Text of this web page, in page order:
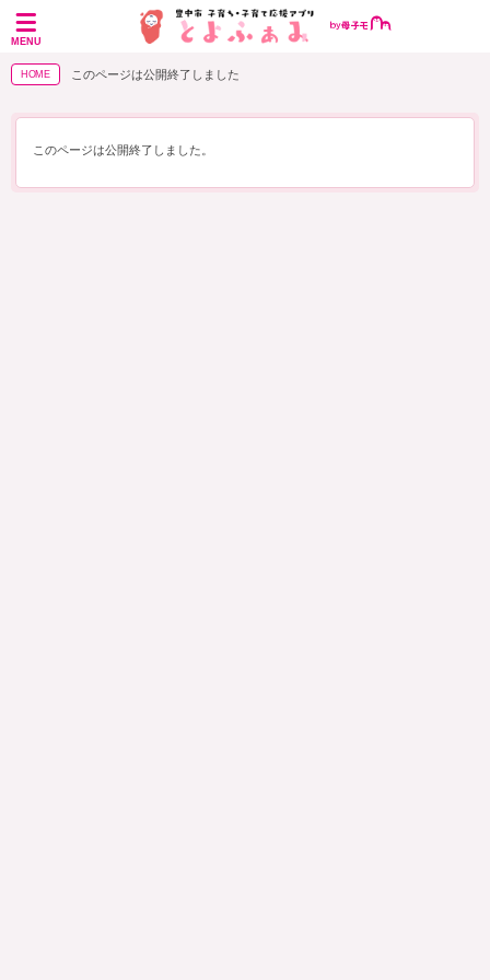
MENU
HOME このページは公開終了しました
このページは公開終了しました。